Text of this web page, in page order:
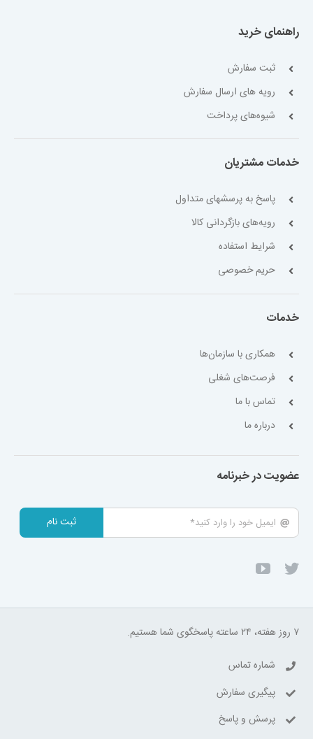
راهنمای خرید
ثبت سفارش
رویه های ارسال سفارش
شیوه‌های پرداخت
خدمات مشتریان
پاسخ به پرسشهای متداول
رویه‌های بازگردانی کالا
شرایط استفاده
حریم خصوصی
خدمات
همکاری با سازمان‌ها
فرصت‌های شغلی
تماس با ما
درباره ما
عضویت در خبرنامه
ثبت نام
۷ روز هفته، ۲۴ ساعته پاسخگوی شما هستیم.
شماره تماس
پیگیری سفارش
پرسش و پاسخ